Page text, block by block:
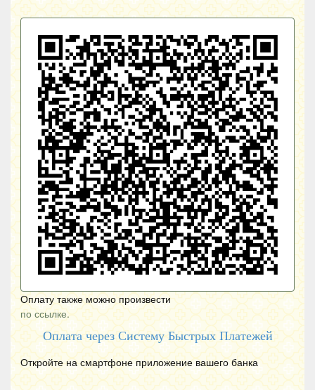
Оплату также можно произвести
по ссылке.
Оплата через Систему Быстрых Платежей
Откройте на смартфоне приложение вашего банка